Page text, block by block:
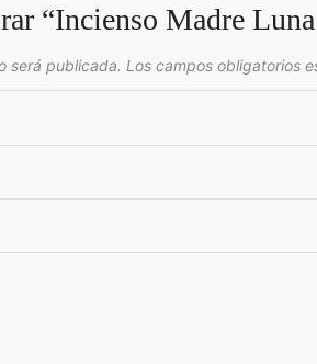
“Incienso Madre
será publicada. Los campos obligatorios